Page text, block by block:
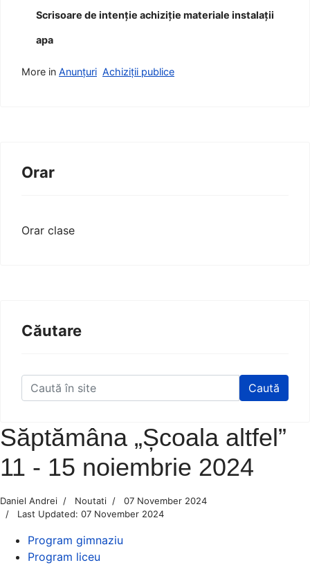
Scrisoare de intenție achiziție materiale instalații
apa
More in Anunțuri Achiziții publice
Orar
Orar clase
Căutare
Caută
Săptămâna „Școala altfel”
11 - 15 noiembrie 2024
Daniel Andrei Noutati
07 November 2024
Last Updated: 07 November 2024
Program gimnaziu
Program liceu